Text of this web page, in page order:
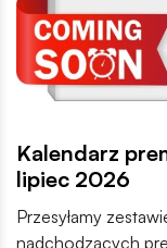
Kalendarz
lipiec 2026
Przesyłamy
nadchodzących